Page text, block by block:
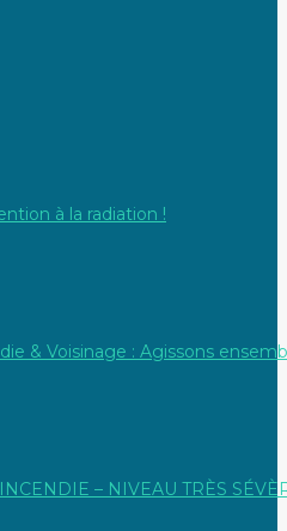
à la radiation !
& Voisinage : Agissons
– NIVEAU TRÈS